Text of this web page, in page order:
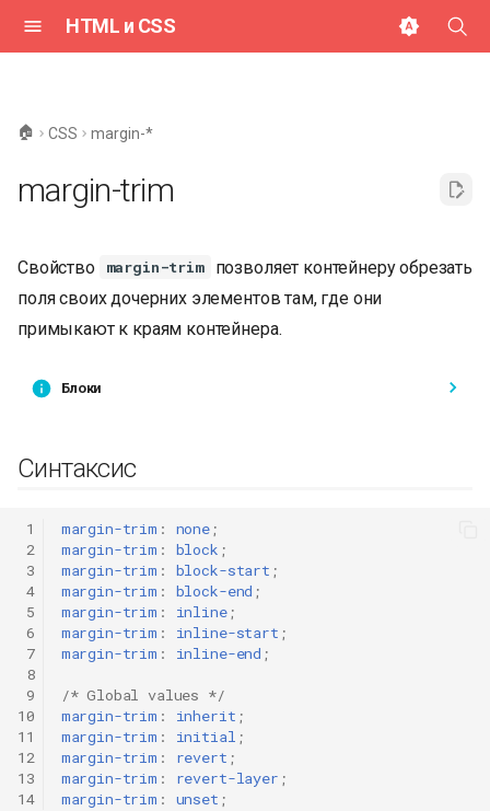
HTML и CSS
ц
а
л
ц
к
а
🏠 CSS margin-*
margin-trim
Свойство margin-trim
позволяет контейнеру обрезать
поля своих дочерних элементов там, где они
примыкают к краям контейнера.
Блоки
Синтаксис
1
2
3
4
5
6
7
8
9
10
11
12
13
14
margin-trim : none;
margin-trim : block ;
margin-trim : block-start ;
margin-trim : block-end ;
margin-trim : inline;
margin-trim : inline-start ;
margin-trim : inline-end ;
/* Global values */
margin-trim : inherit ;
margin-trim : initial ;
margin-trim : revert ;
margin-trim : revert-layer ;
margin-trim : unset ;